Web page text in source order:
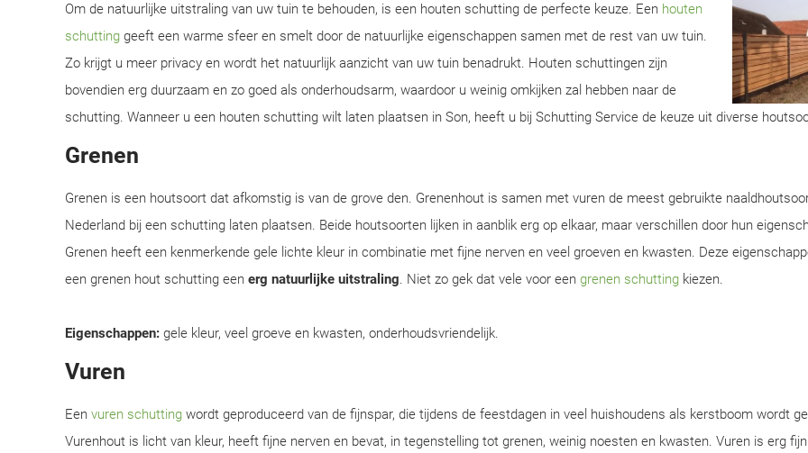
Om de natuurlijke uitstraling van uw tuin te behouden, is een houten schutting de perfecte keuze. Een houten
schutting geeft een warme sfeer en smelt door de natuurlijke eigenschappen samen met de rest van uw tuin.
Zo krijgt u meer privacy en wordt het natuurlijk aanzicht van uw tuin benadrukt. Houten schuttingen zijn
bovendien erg duurzaam en zo goed als onderhoudsarm, waardoor u weinig omkijken zal hebben naar de
schutting. Wanneer u een houten schutting wilt laten plaatsen in Son, heeft u bij Schutting Service de keuze uit diverse
Grenen
Grenen is een houtsoort dat afkomstig is van de grove den. Grenenhout is samen met vuren de meest gebruikte
Nederland bij een schutting laten plaatsen. Beide houtsoorten lijken in aanblik erg op elkaar, maar verschillen door hun
Grenen heeft een kenmerkende gele lichte kleur in combinatie met fijne nerven en veel groeven en kwasten. Deze
een grenen hout schutting een erg natuurlijke uitstraling. Niet zo gek dat vele voor een grenen schutting kiezen.
Eigenschappen: gele kleur, veel groeve en kwasten, onderhoudsvriendelijk.
Vuren
Een vuren schutting wordt geproduceerd van de fijnspar, die tijdens de feestdagen in veel huishoudens als kerstboom wordt
Vurenhout is licht van kleur, heeft fijne nerven en bevat, in tegenstelling tot grenen, weinig noesten en kwasten. Vuren is erg